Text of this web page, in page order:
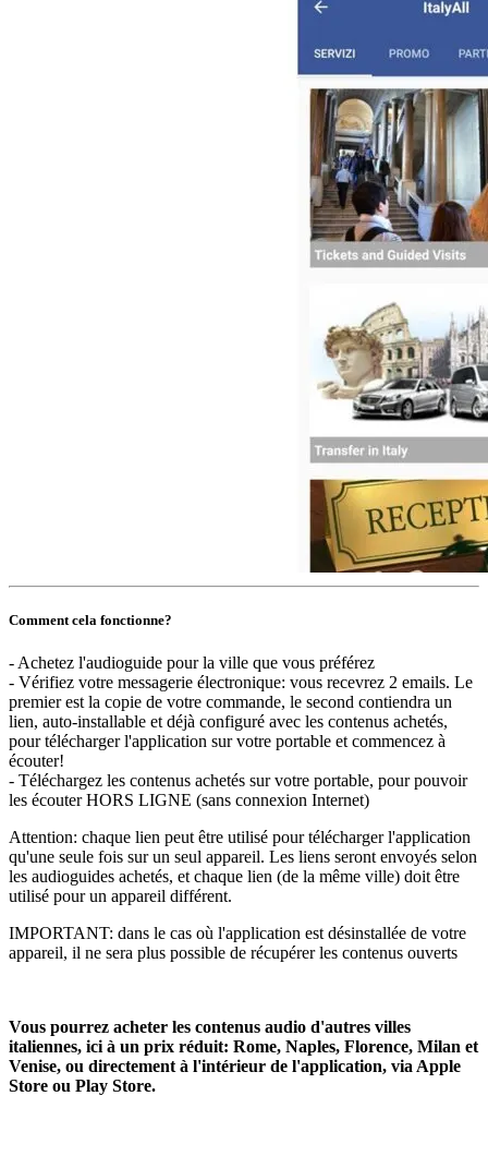
Comment cela fonctionne?
- Achetez l'audioguide pour la ville que vous préférez
- Vérifiez votre messagerie électronique: vous recevrez 2 emails. Le
premier est la copie de votre commande, le second contiendra un
lien, auto-installable et déjà configuré avec les contenus achetés,
pour télécharger l'application sur votre portable et commencez à
écouter!
- Téléchargez les contenus achetés sur votre portable, pour pouvoir
les écouter HORS LIGNE (sans connexion Internet)
Attention: chaque lien peut être utilisé pour télécharger l'application
qu'une seule fois sur un seul appareil. Les liens seront envoyés selon
les audioguides achetés, et chaque lien (de la même ville) doit être
utilisé pour un appareil différent.
IMPORTANT: dans le cas où l'application est désinstallée de votre
appareil, il ne sera plus possible de récupérer les contenus ouverts
Vous pourrez acheter les contenus audio d'autres villes
italiennes, ici à un prix réduit: Rome, Naples, Florence, Milan et
Venise, ou directement à l'intérieur de l'application, via Apple
Store ou Play Store.